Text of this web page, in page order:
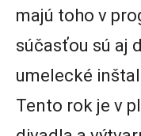
majú toho v
súčasťou sú aj
umelecké
Tento rok je v